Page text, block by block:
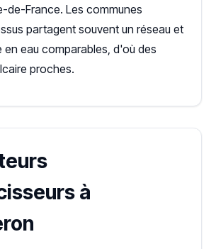
de-France. Les communes
partagent souvent un réseau et
en eau comparables, d'où des
proches.
à